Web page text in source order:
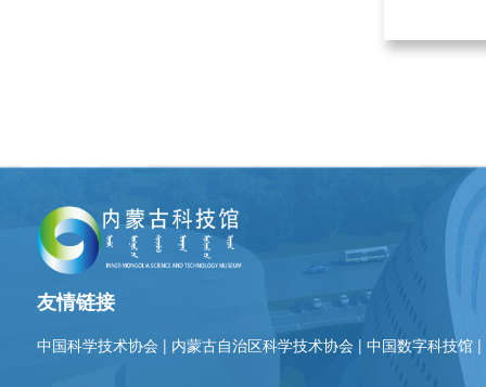
友情链接
中国科学技术协会 | 内蒙古自治区科学技术协会 |中国数字科技馆 |